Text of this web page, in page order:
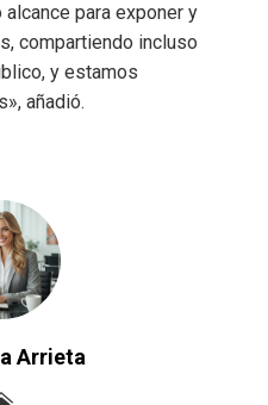
para exponer y
compartiendo incluso
y estamos
añadió.
Arrieta